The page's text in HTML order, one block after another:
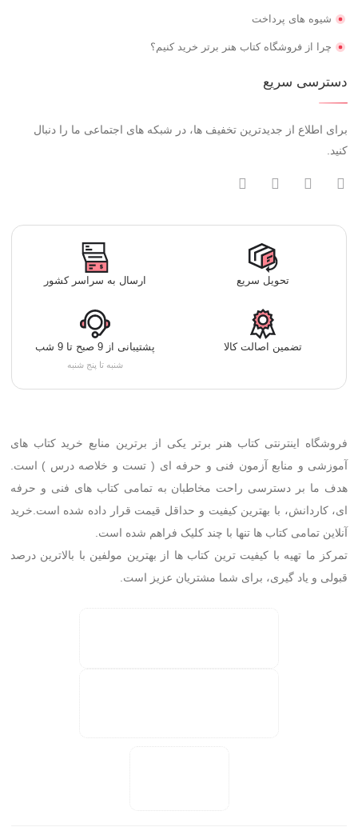
شیوه های پرداخت
چرا از فروشگاه کتاب هنر برتر خرید کنیم؟
دسترسی سریع
برای اطلاع از جدیدترین تخفیف ها، در شبکه های اجتماعی ما را دنبال
کنید.
تحویل سریع ارسال به سراسر کشور
تضمین اصالت کالا پشتیبانی از 9 صبح تا 9 شب
شنبه تا پنج شنبه
فروشگاه اینترنتی کتاب هنر برتر یکی از برترین منابع خرید کتاب های
آموزشی و منابع آزمون فنی و حرفه ای ( تست و خلاصه درس ) است.
هدف ما بر دسترسی راحت مخاطبان به تمامی کتاب های فنی و حرفه
ای، کاردانش، با بهترین کیفیت و حداقل قیمت قرار داده شده است.خرید
آنلاین تمامی کتاب ها تنها با چند کلیک فراهم شده است.
تمرکز ما تهیه با کیفیت ترین کتاب ها از بهترین مولفین با بالاترین درصد
قبولی و یاد گیری، برای شما مشتریان عزیز است.